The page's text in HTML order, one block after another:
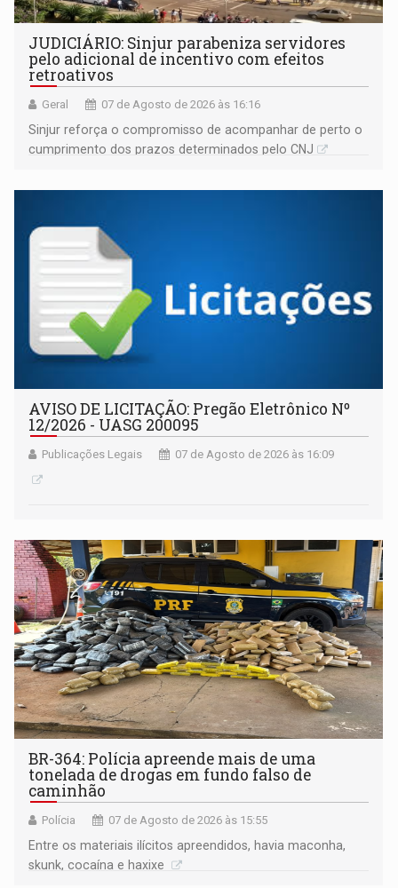
JUDICIÁRIO: Sinjur parabeniza servidores
pelo adicional de incentivo com efeitos
retroativos
Geral 07 de Agosto de 2026 às 16:16
Sinjur reforça o compromisso de acompanhar de perto o
cumprimento dos prazos determinados pelo CNJ
AVISO DE LICITAÇÃO: Pregão Eletrônico Nº
12/2026 - UASG 200095
Publicações Legais 07 de Agosto de 2026 às 16:09
BR-364: Polícia apreende mais de uma
tonelada de drogas em fundo falso de
caminhão
Polícia 07 de Agosto de 2026 às 15:55
Entre os materiais ilícitos apreendidos, havia maconha,
skunk, cocaína e haxixe